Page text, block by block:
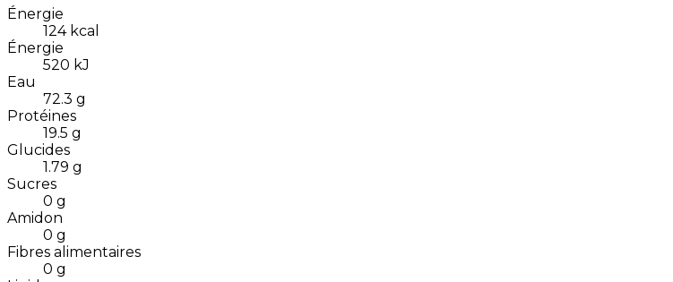
Énergie
124 kcal
Énergie
520 kJ
Eau
72.3 g
Protéines
19.5 g
Glucides
1.79 g
Sucres
0 g
Amidon
0 g
Fibres alimentaires
0 g